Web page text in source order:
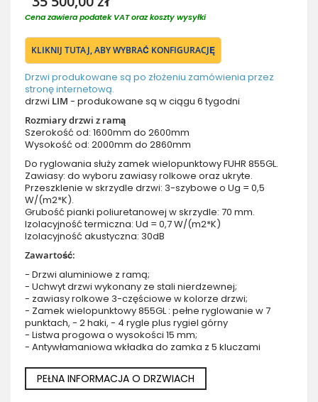
Cena zawiera podatek VAT oraz koszty wysyłki
KLIKNIJ TUTAJ, ABY WYBRAĆ KONFIGURACJĘ
Drzwi produkowane są po złożeniu zamówienia przez
stronę internetową.
drzwi LIM - produkowane są w ciągu 6 tygodni
Rozmiary drzwi z ramą
Szerokość od: 1600mm do 2600mm
Wysokość od: 2000mm do 2860mm
Do ryglowania służy zamek wielopunktowy FUHR 855GL.
Zawiasy: do wyboru zawiasy rolkowe oraz ukryte.
Przeszklenie w skrzydle drzwi: 3-szybowe o Ug = 0,5
W/(m2*K).
Grubość pianki poliuretanowej w skrzydle: 70 mm.
Izolacyjność termiczna: Ud = 0,7 W/(m2*K)
Izolacyjność akustyczna: 30dB
Zawartość:
- Drzwi aluminiowe z ramą;
- Uchwyt drzwi wykonany ze stali nierdzewnej;
- zawiasy rolkowe 3-częściowe w kolorze drzwi;
- Zamek wielopunktowy 855GL : pełne ryglowanie w 7
punktach, - 2 haki, - 4 rygle plus rygiel górny
- Listwa progowa o wysokości 15 mm;
- Antywłamaniowa wkładka do zamka z 5 kluczami
PEŁNA INFORMACJA O DRZWIACH